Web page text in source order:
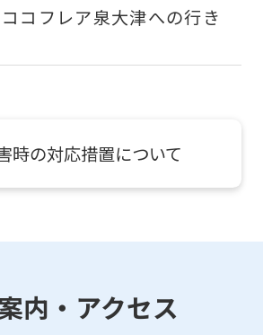
ココフレア泉大津への行き
時の対応措置について
内・アクセス
foreigners
official
automatically
into
English.